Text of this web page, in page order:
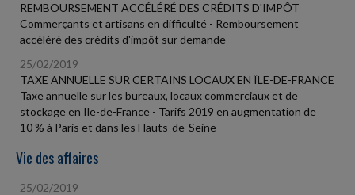
REMBOURSEMENT ACCÉLÉRÉ DES CRÉDITS D'IMPÔT
Commerçants et artisans en difficulté - Remboursement
accéléré des crédits d'impôt sur demande
25/02/2019
TAXE ANNUELLE SUR CERTAINS LOCAUX EN ÎLE-DE-FRANCE
Taxe annuelle sur les bureaux, locaux commerciaux et de
stockage en Ile-de-France - Tarifs 2019 en augmentation de
10 % à Paris et dans les Hauts-de-Seine
Vie des affaires
25/02/2019